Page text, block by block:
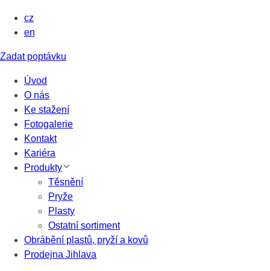
cz
en
Zadat poptávku
Úvod
O nás
Ke stažení
Fotogalerie
Kontakt
Kariéra
Produkty
Těsnění
Pryže
Plasty
Ostatní sortiment
Obrábění plastů, pryží a kovů
Prodejna Jihlava